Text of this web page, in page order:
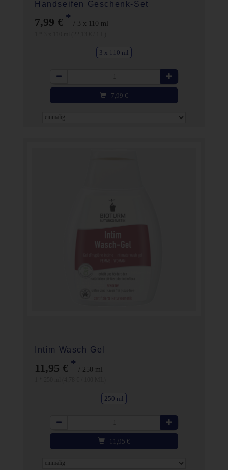
Handseifen Geschenk-Set
7,99 € * / 3 x 110 ml
3 x 110 ml
Anzahl
7,99 €
Intim Wasch Gel
11,95 € * / 250 ml
250 ml
Anzahl
11,95 €